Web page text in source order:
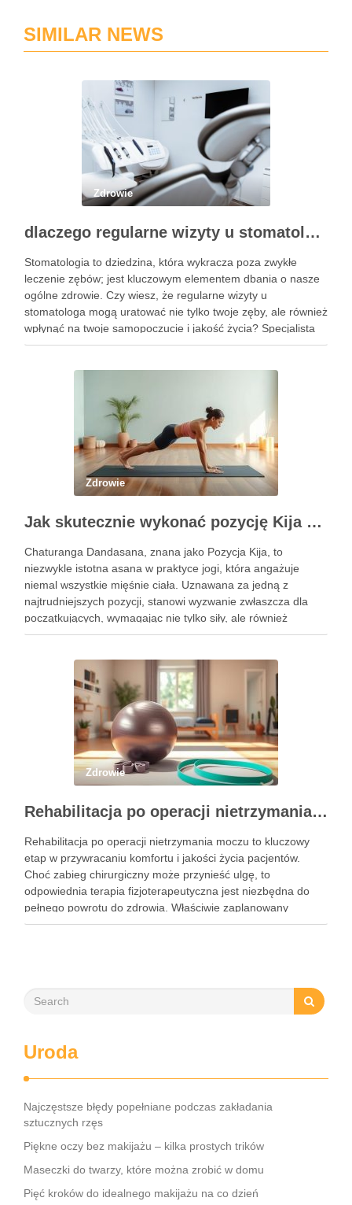
SIMILAR NEWS
Zdrowie
dlaczego regularne wizyty u stomatologa są kluczowe dla zdrowia jamy ustnej?
Stomatologia to dziedzina, która wykracza poza zwykłe
leczenie zębów; jest kluczowym elementem dbania o nasze
ogólne zdrowie. Czy wiesz, że regularne wizyty u
stomatologa mogą uratować nie tylko twoje zęby, ale również
wpłynąć na twoje samopoczucie i jakość życia? Specjalista
ten zajmuje się diagnostyką i profilaktyką chorób jamy ustnej,
Zdrowie
Jak skutecznie wykonać pozycję Kija w jodze? Przewodnik krok po kroku
Chaturanga Dandasana, znana jako Pozycja Kija, to
niezwykle istotna asana w praktyce jogi, która angażuje
niemal wszystkie mięśnie ciała. Uznawana za jedną z
najtrudniejszych pozycji, stanowi wyzwanie zwłaszcza dla
początkujących, wymagając nie tylko siły, ale również
precyzyjnego ustawienia ciała. Właściwe wykonanie tej
Zdrowie
Rehabilitacja po operacji nietrzymania moczu – kluczowe informacje i ćwiczenia
Rehabilitacja po operacji nietrzymania moczu to kluczowy
etap w przywracaniu komfortu i jakości życia pacjentów.
Choć zabieg chirurgiczny może przynieść ulgę, to
odpowiednia terapia fizjoterapeutyczna jest niezbędna do
pełnego powrotu do zdrowia. Właściwie zaplanowany
program rehabilitacji, obejmujący intensywne ćwiczenia oraz
Uroda
Najczęstsze błędy popełniane podczas zakładania
sztucznych rzęs
Piękne oczy bez makijażu – kilka prostych trików
Maseczki do twarzy, które można zrobić w domu
Pięć kroków do idealnego makijażu na co dzień